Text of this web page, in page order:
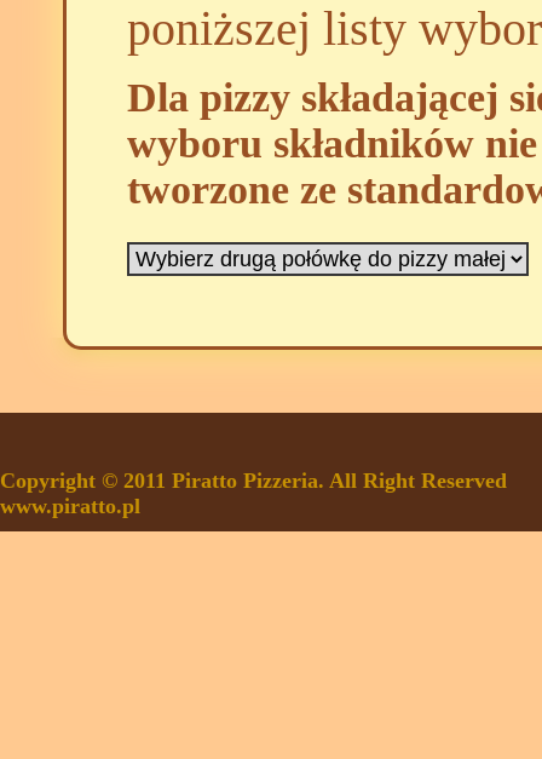
poniższej listy
Dla pizzy składającej
wyboru składników
tworzone ze
Copyright © 2011 Piratto Pizzeria. All Right Reserved
www.piratto.pl